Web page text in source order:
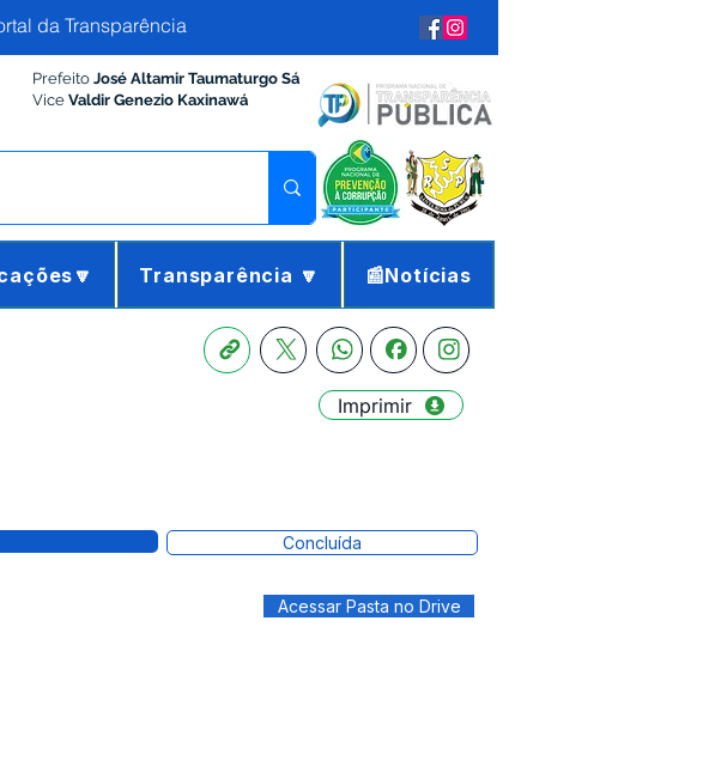
da Transparência
Prefeito José Altamir Taumaturgo Sá
Vice Valdir Genezio Kaxinawá
Transparência 🔽 📰Notícias
Imprimir
Concluída
Acessar Pasta no Drive